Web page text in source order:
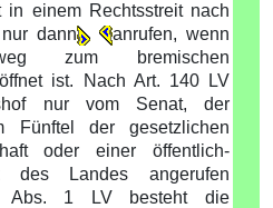
in einem Rechtsstreit nach
dann
anrufen, wenn
zum bremischen
ist. Nach Art. 140 LV
nur vom Senat, der
Fünftel der gesetzlichen
oder einer öffentlich-
des Landes angerufen
Abs. 1 LV besteht die